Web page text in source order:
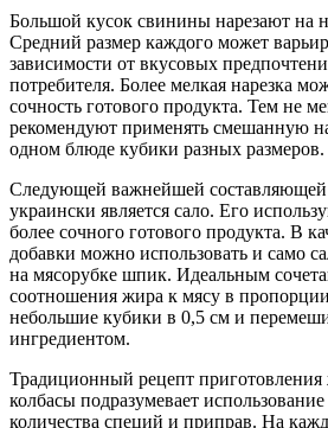
Большой кусок свинины нарезают на
Средний размер каждого может
зависимости от вкусовых
потребителя. Более мелкая нарезка
сочность готового продукта. Тем не
рекомендуют применять смешанную
одном блюде кубики разных размеров.
Следующей важнейшей
украински является сало. Его
более сочного готового продукта. В
добавки можно использовать и само
на мясорубке шпик. Идеальным
соотношения жира к мясу в
небольшие кубики в 0,5 см и
ингредиентом.
Традиционный рецепт приготовления
колбасы подразумевает
количества специй и приправ. На